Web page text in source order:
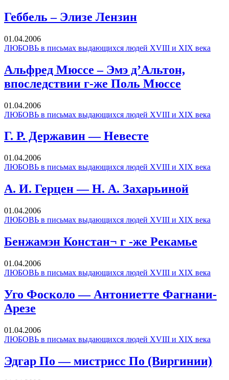
Геббель – Элизе Лензин
01.04.2006
ЛЮБОВЬ в письмах выдающихся людей XVIII и XIX века
Альфред Мюссе – Эмэ д’Альтон,
впоследствии г-же Поль Мюссе
01.04.2006
ЛЮБОВЬ в письмах выдающихся людей XVIII и XIX века
Г. Р. Державин — Невесте
01.04.2006
ЛЮБОВЬ в письмах выдающихся людей XVIII и XIX века
А. И. Герцен — Н. А. Захарьиной
01.04.2006
ЛЮБОВЬ в письмах выдающихся людей XVIII и XIX века
Бенжамэн Констан¬ г -же Рекамье
01.04.2006
ЛЮБОВЬ в письмах выдающихся людей XVIII и XIX века
Уго Фосколо — Антониетте Фагнани-
Арезе
01.04.2006
ЛЮБОВЬ в письмах выдающихся людей XVIII и XIX века
Эдгар По — мистрисс По (Виргинии)